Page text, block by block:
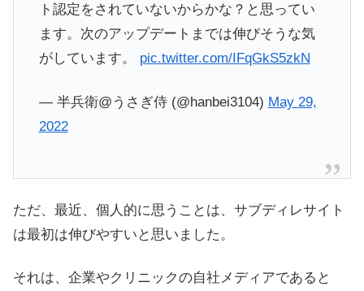
ト認定をされていないからかな？と思ってい
ます。次のアップデートまでは伸びそうな気
がしています。 pic.twitter.com/IFqGkS5zkN
— 半兵衛@うさぎ侍 (@hanbei3104) May 29,
2022
ただ、最近、個人的に思うことは、サブディレサイト
は最初は伸びやすいと思いました。
それは、企業やクリニックの自社メディアであると